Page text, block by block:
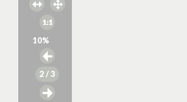
10%
2/ 3